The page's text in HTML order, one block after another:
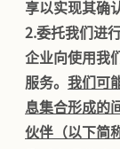
享以实现其确
2.委托我们进
企业向使用我
服务。 我们可
息集合形成的
伙伴（以下简